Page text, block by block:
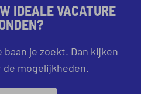
IDEALE VACATURE
je zoekt. Dan kijken
de mogelijkheden.